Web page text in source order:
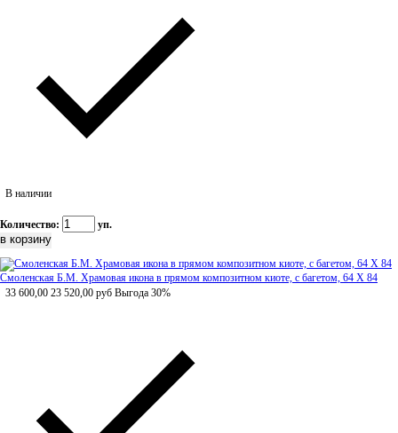
В наличии
Количество: уп.
Смоленская Б.М. Храмовая икона в прямом композитном киоте, с багетом, 64 Х 84
33 600,00 23 520,00 руб Выгода 30%